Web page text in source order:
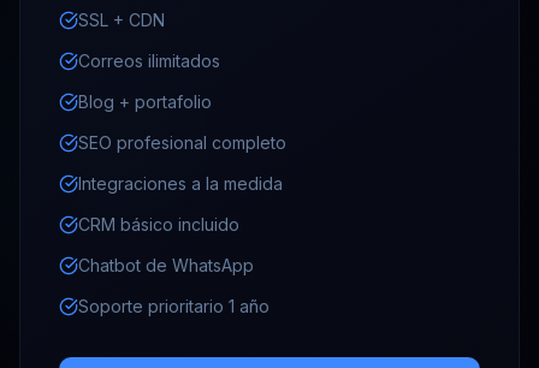
SSL + CDN
Correos ilimitados
Blog + portafolio
SEO profesional completo
Integraciones a la medida
CRM básico incluido
Chatbot de WhatsApp
Soporte prioritario 1 año